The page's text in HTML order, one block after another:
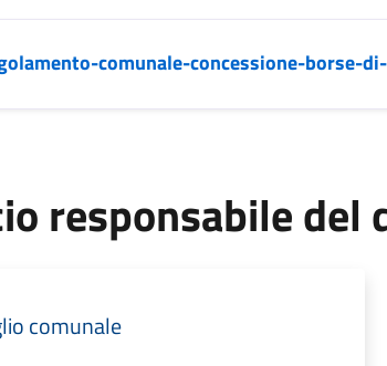
comunale-concessione-borse-
responsabile del
comunale